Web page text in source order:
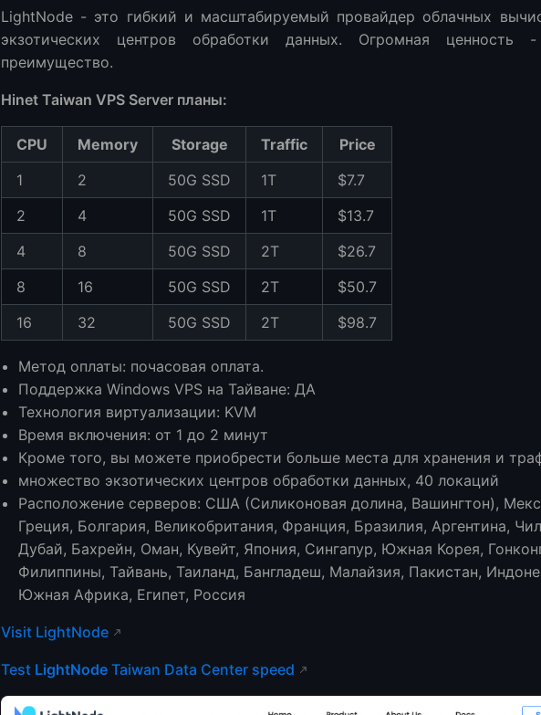
LightNode - это гибкий и масштабируемый провайдер облачных
экзотических центров обработки данных. Огромная ценность
преимущество.
Hinet Taiwan VPS Server планы:
CPU Memory Storage Traffic
Price
1
2 50G SSD 1T
$7.7
2
4 50G SSD 1T
$13.7
4
8 50G SSD 2T
$26.7
8
16 50G SSD 2T
$50.7
16
32 50G SSD 2T $98.7
Метод оплаты: почасовая оплата.
Поддержка Windows VPS на Тайване: ДА
Технология виртуализации: KVM
Время включения: от 1 до 2 минут
Кроме того, вы можете приобрести больше места для хранения и
множество экзотических центров обработки данных, 40 локаций
Расположение серверов: США (Силиконовая долина, Вашингтон),
Греция, Болгария, Великобритания, Франция, Бразилия, Аргентина,
Дубай, Бахрейн, Оман, Кувейт, Япония, Сингапур, Южная Корея,
Филиппины, Тайвань, Таиланд, Бангладеш, Малайзия, Пакистан,
Южная Африка, Египет, Россия
Visit LightNode
Test LightNode Taiwan Data Center speed